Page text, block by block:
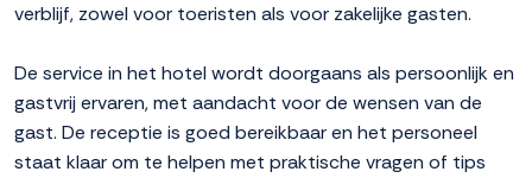
verblijf, zowel voor toeristen als voor zakelijke gasten.
De service in het hotel wordt doorgaans als persoonlijk en
gastvrij ervaren, met aandacht voor de wensen van de
gast. De receptie is goed bereikbaar en het personeel
staat klaar om te helpen met praktische vragen of tips